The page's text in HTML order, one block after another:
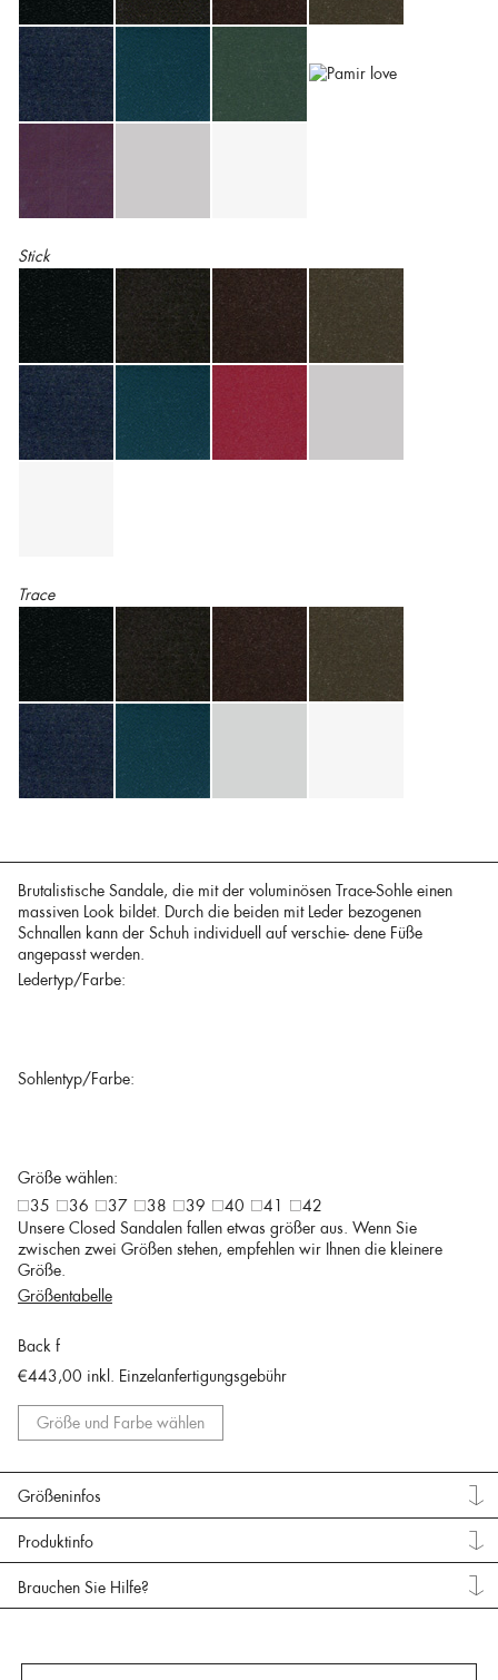
Stick
Trace
Brutalistische Sandale, die mit der voluminösen Trace-Sohle einen
massiven Look bildet. Durch die beiden mit Leder bezogenen
Schnallen kann der Schuh individuell auf verschie- dene Füße
angepasst werden.
Ledertyp/Farbe:
Sohlentyp/Farbe:
Größe wählen:
35
36 37 38 39 40 41
42
Unsere Closed Sandalen fallen etwas größer aus. Wenn Sie
zwischen zwei Größen stehen, empfehlen wir Ihnen die kleinere
Größe.
Größentabelle
Back f
€443,00 inkl. Einzelanfertigungsgebühr
Größe und Farbe wählen
Größeninfos
Produktinfo
Brauchen Sie Hilfe?